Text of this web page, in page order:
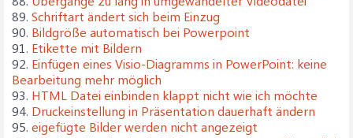
89. Schriftart ändert sich beim Einzug
90. Bildgröße automatisch bei Powerpoint
91. Etikette mit Bildern
92. Einfügen eines Visio-Diagramms in PowerPoint: keine
Bearbeitung mehr möglich
93. HTML Datei einbinden klappt nicht wie ich möchte
94. Druckeinstellung in Präsentation dauerhaft ändern
95. eigefügte Bilder werden nicht angezeigt